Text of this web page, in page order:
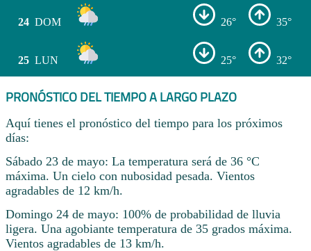
24 DOM 26° 35°
25 LUN 25° 32°
PRONÓSTICO DEL TIEMPO A LARGO PLAZO
Aquí tienes el pronóstico del tiempo para los próximos
días:
Sábado 23 de mayo: La temperatura será de 36 °C
máxima. Un cielo con nubosidad pesada. Vientos
agradables de 12 km/h.
Domingo 24 de mayo: 100% de probabilidad de lluvia
ligera. Una agobiante temperatura de 35 grados máxima.
Vientos agradables de 13 km/h.